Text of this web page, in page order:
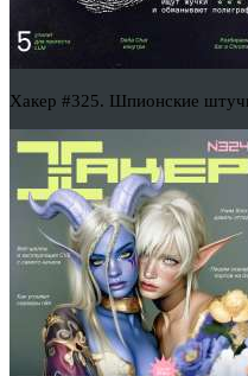
Хакер #325. Шпионские